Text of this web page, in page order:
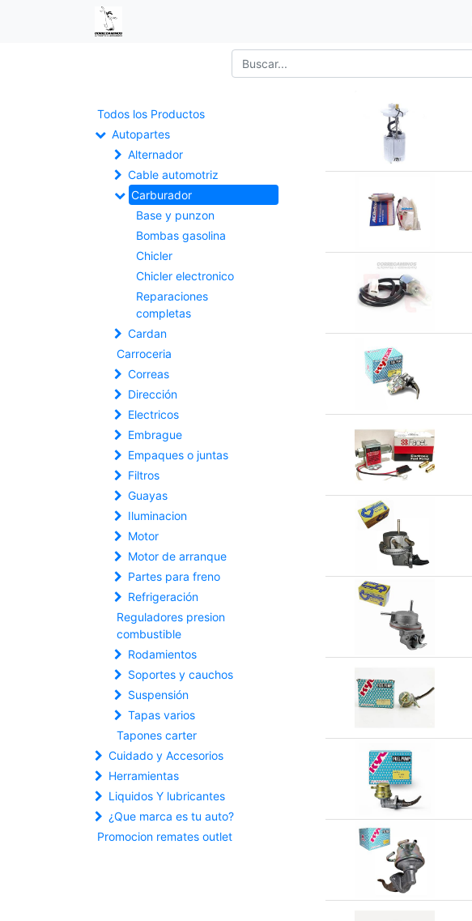
Todos los Productos
Autopartes
Alternador
Cable automotriz
Carburador
Base y punzon
Bombas gasolina
Chicler
Chicler electronico
Reparaciones
completas
Cardan
Carroceria
Correas
Dirección
Electricos
Embrague
Empaques o juntas
Filtros
Guayas
Iluminacion
Motor
Motor de arranque
Partes para freno
Refrigeración
Reguladores presion
combustible
Rodamientos
Soportes y cauchos
Suspensión
Tapas varios
Tapones carter
Cuidado y Accesorios
Herramientas
Liquidos Y lubricantes
¿Que marca es tu auto?
Promocion remates outlet